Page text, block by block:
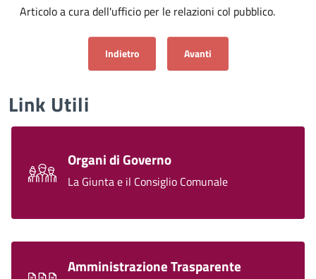
Articolo a cura dell'ufficio per le relazioni col pubblico.
Articolo precedente: Breme Red Onion - ENG
Indietro Articolo successivo: Allium
Avanti
Link Utili
Organi di Governo
La Giunta e il Consiglio Comunale
Amministrazione Trasparente